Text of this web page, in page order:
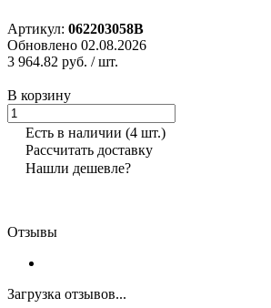
Артикул: 062203058B
Обновлено 02.08.2026
3 964.82 руб. / шт.
В корзину
Есть в наличии (4 шт.)
Рассчитать доставку
Нашли дешевле?
Отзывы
Загрузка отзывов...